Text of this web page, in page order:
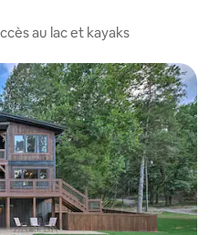
au lac et kayaks